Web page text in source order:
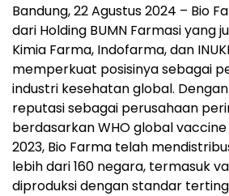
Bandung, 22 Agustus 2024 – Bio
dari Holding BUMN Farmasi yang
Kimia Farma, Indofarma, dan
memperkuat posisinya sebagai
industri kesehatan global.
reputasi sebagai perusahaan
berdasarkan WHO global
2023, Bio Farma telah
lebih dari 160 negara, termasuk
diproduksi dengan standar